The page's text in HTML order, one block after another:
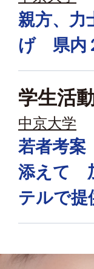
親方、
げ 県内
学生活
中京大学
若者考
添えて
テルで提